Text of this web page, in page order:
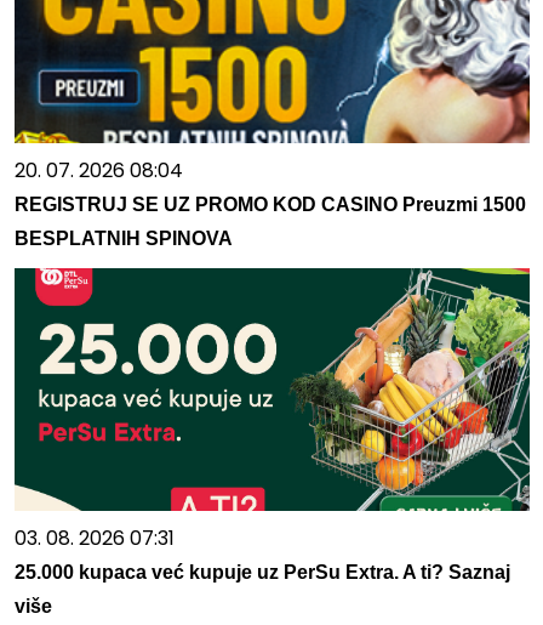
20. 07. 2026 08:04
REGISTRUJ SE UZ PROMO KOD CASINO Preuzmi 1500
BESPLATNIH SPINOVA
03. 08. 2026 07:31
25.000 kupaca već kupuje uz PerSu Extra. A ti? Saznaj
više